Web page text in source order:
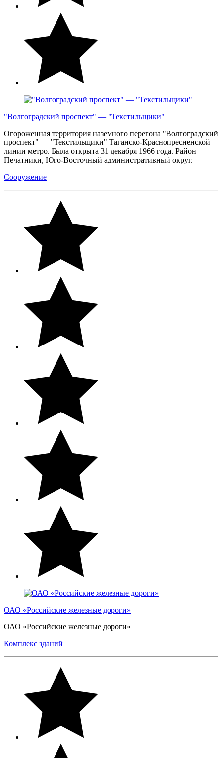
"Волгоградский проспект" — "Текстильщики"
Огороженная территория наземного перегона "Волгоградский
проспект" — "Текстильщики" Таганско-Краснопресненской
линии метро. Была открыта 31 декабря 1966 года. Район
Печатники, Юго-Восточный административный округ.
Сооружение
ОАО «Российские железные дороги»
ОАО «Российские железные дороги»
Комплекс зданий